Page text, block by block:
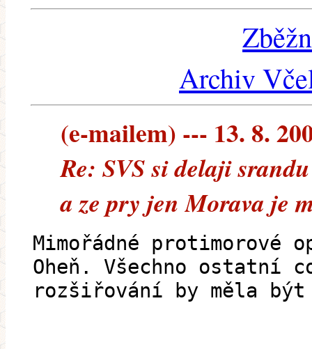
Archiv
(e-mailem) --- 13. 8.
Re: SVS si delaji
a ze pry jen Morava je
Mimořádné
Oheň. Všechno ostatní
rozšiřování by měla být